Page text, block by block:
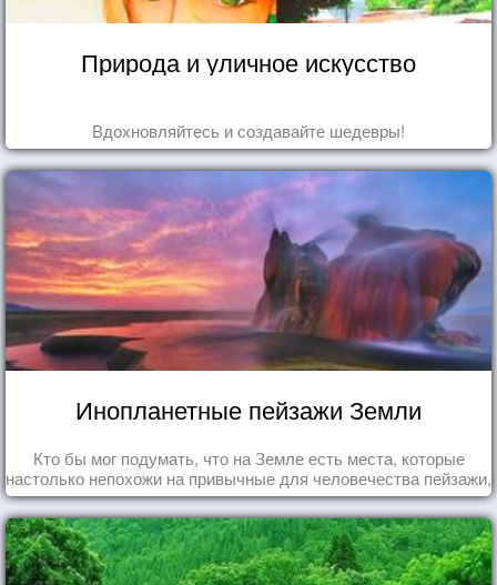
Природа и уличное искусство
Вдохновляйтесь и создавайте шедевры!
Инопланетные пейзажи Земли
Кто бы мог подумать, что на Земле есть места, которые
настолько непохожи на привычные для человечества пейзажи,
что кажутся и вовсе инопланетными!